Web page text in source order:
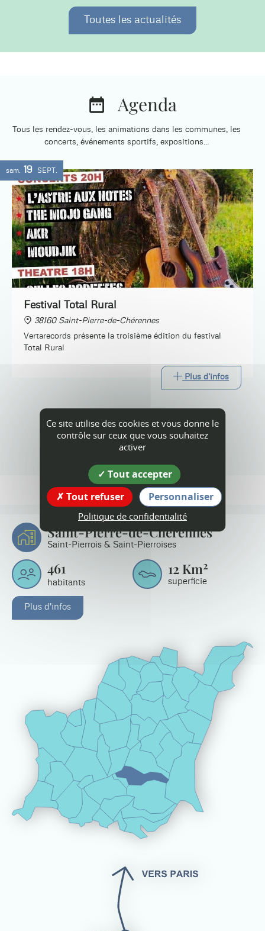
Toutes les actualités
Agenda
Tous les rendez-vous, les animations dans les communes, les
concerts, événements sportifs, expositions...
sam. 19 SEPT.
Festival Total Rural
38160 Saint-Pierre-de-Chérennes
Vertarecords présente la troisième édition du festival
Total Rural
Plus d'infos
Tout l'agenda
Saint-Pierre-de-Chérennes
Saint-Pierrois & Saint-Pierroises
461
habitants
12 Km2
superficie
Plus d'infos
Ce site utilise des cookies et vous donne le
contrôle sur ceux que vous souhaitez
activer
Tout accepter
Tout refuser
Personnaliser
Politique de confidentialité